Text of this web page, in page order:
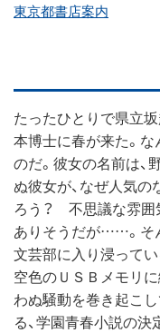
東京都書店案内
たったひとりで県立
本博士に春が来た。
のだ。彼女の名前は、
ぬ彼女が、なぜ人気
ろう？ 不思議な雰囲
ありそうだが……。そ
文芸部に入り浸って
空色のＵＳＢメモリに
わぬ騒動を巻き起こ
る、学園青春小説の決